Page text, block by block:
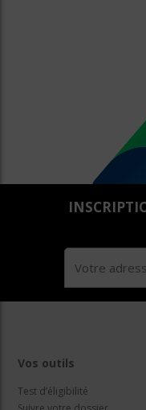
Vos outils
Test d’éligibilité